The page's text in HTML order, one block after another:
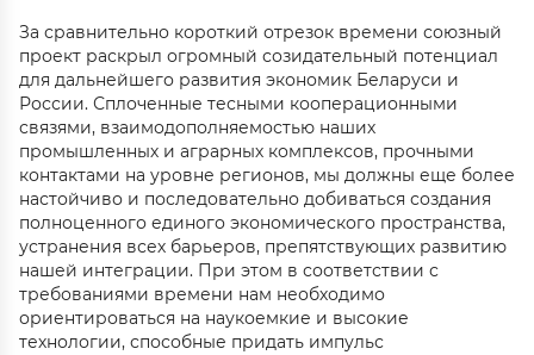
За сравнительно короткий отрезок времени союзный
проект раскрыл огромный созидательный потенциал
для дальнейшего развития экономик Беларуси и
России. Сплоченные тесными кооперационными
связями, взаимодополняемостью наших
промышленных и аграрных комплексов, прочными
контактами на уровне регионов, мы должны еще более
настойчиво и последовательно добиваться создания
полноценного единого экономического пространства,
устранения всех барьеров, препятствующих развитию
нашей интеграции. При этом в соответствии с
требованиями времени нам необходимо
ориентироваться на наукоемкие и высокие
технологии, способные придать импульс